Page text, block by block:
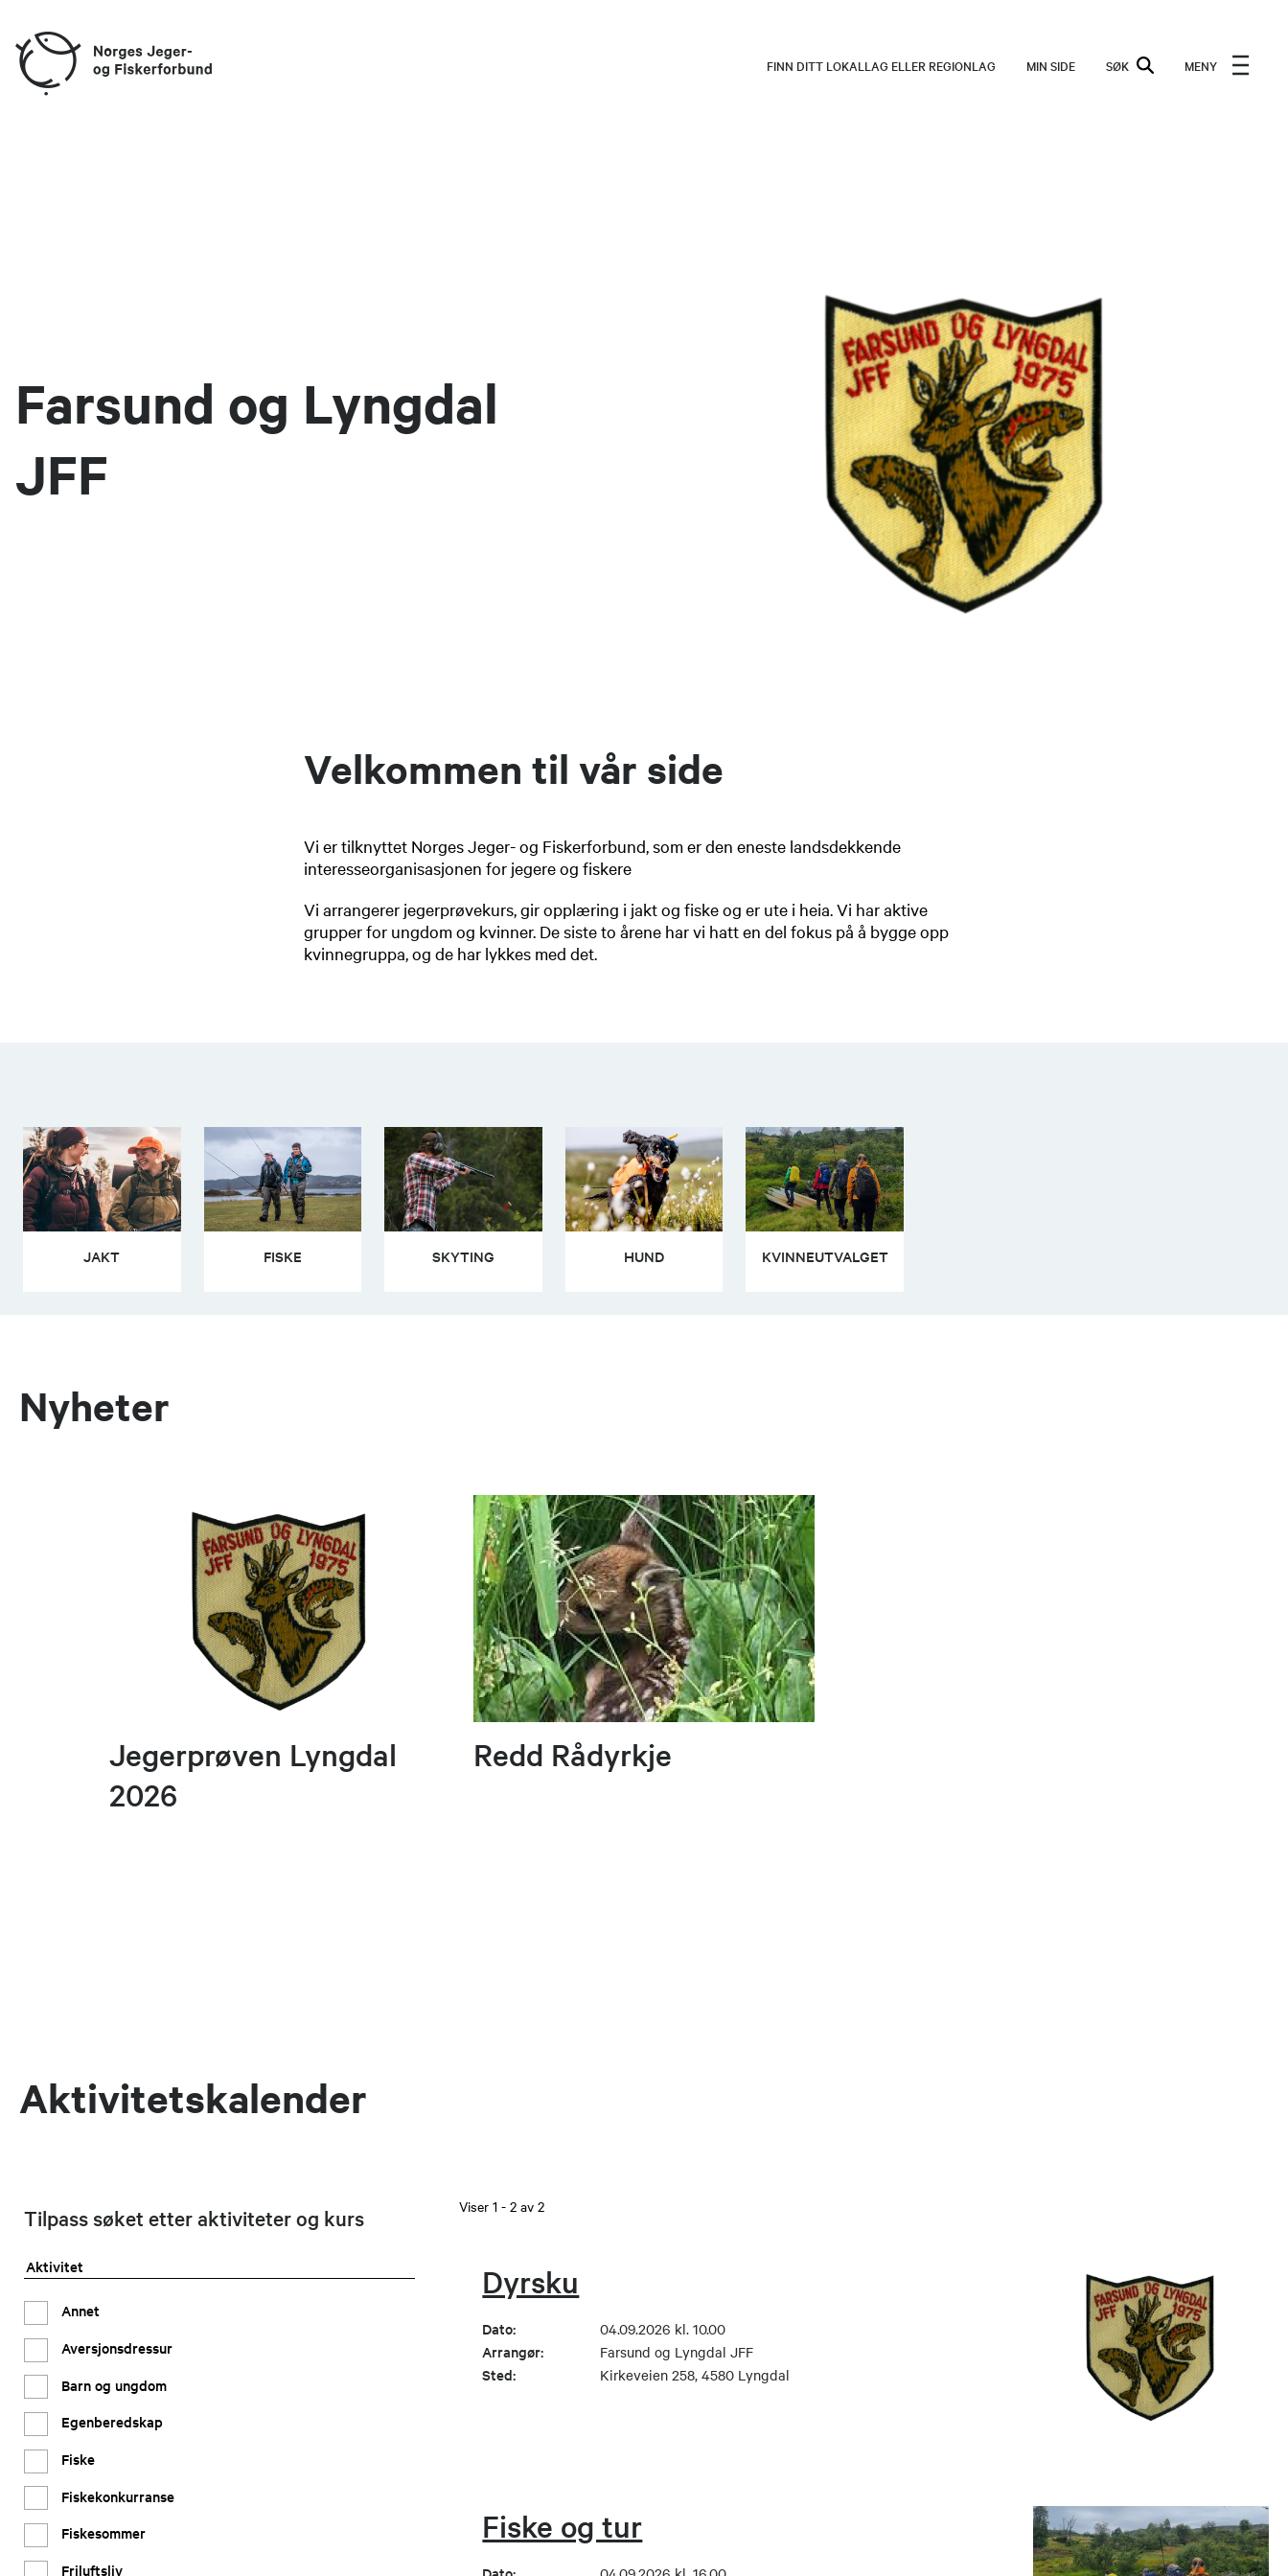
FINN DITT LOKALLAG ELLER REGIONLAG MIN SIDE SØK MENY
Farsund og Lyngdal
JFF
Velkommen til vår side
Vi er tilknyttet Norges Jeger- og Fiskerforbund, som er den eneste landsdekkende
interesseorganisasjonen for jegere og fiskere
Vi arrangerer jegerprøvekurs, gir opplæring i jakt og fiske og er ute i heia. Vi har aktive
grupper for ungdom og kvinner. De siste to årene har vi hatt en del fokus på å bygge opp
kvinnegruppa, og de har lykkes med det.
JAKT FISKE SKYTING HUND KVINNEUTVALGET
Nyheter
Jegerprøven Lyngdal
2026
Redd Rådyrkje
Aktivitetskalender
Tilpass søket etter aktiviteter og kurs
Aktivitet
Annet
Aversjonsdressur
Barn og ungdom
Egenberedskap
Fiske
Fiskekonkurranse
Fiskesommer
Friluftsliv
Viser1- 2av2
Dyrsku
Dato: 04.09.2026 kl. 10.00
Arrangør: Farsund og Lyngdal JFF
Sted: Kirkeveien 258, 4580 Lyngdal
Fiske og tur